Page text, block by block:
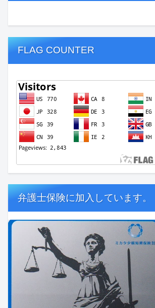
FLAG COUNTER
弁護士保険に加入しています。